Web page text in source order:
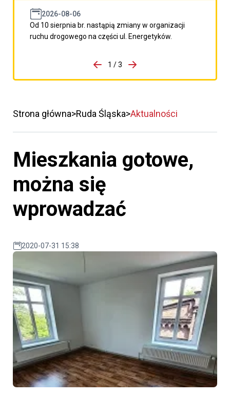
2026-08-06
Od 10 sierpnia br. nastąpią zmiany w organizacji
ruchu drogowego na części ul. Energetyków.
porzpedniego komunikatu
1 / 3
Przejdź do następnego
Strona główna Ruda Śląska Aktualności
Mieszkania gotowe,
można się
wprowadzać
2020-07-31 15:38